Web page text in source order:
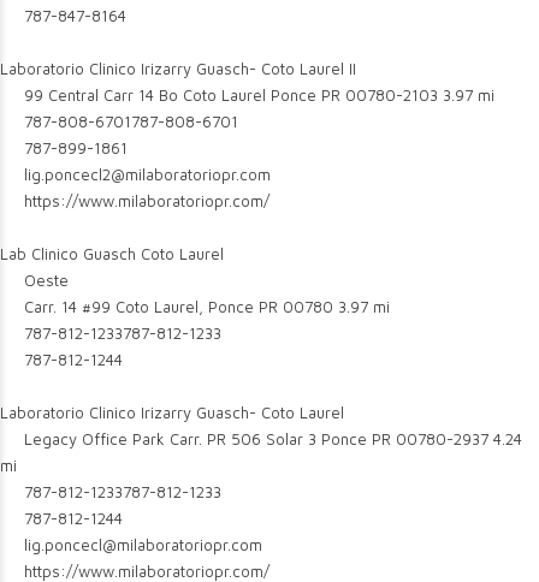
787-847-8164
Laboratorio Clinico Irizarry Guasch- Coto Laurel II
99 Central Carr 14 Bo Coto Laurel Ponce PR 00780-2103 3.97 mi
787-808-6701787-808-6701
787-899-1861
lig.poncecl2@milaboratoriopr.com
https://www.milaboratoriopr.com/
Lab Clinico Guasch Coto Laurel
Oeste
Carr. 14 #99 Coto Laurel, Ponce PR 00780 3.97 mi
787-812-1233787-812-1233
787-812-1244
Laboratorio Clinico Irizarry Guasch- Coto Laurel
Legacy Office Park Carr. PR 506 Solar 3 Ponce PR 00780-2937 4.24
mi
787-812-1233787-812-1233
787-812-1244
lig.poncecl@milaboratoriopr.com
https://www.milaboratoriopr.com/